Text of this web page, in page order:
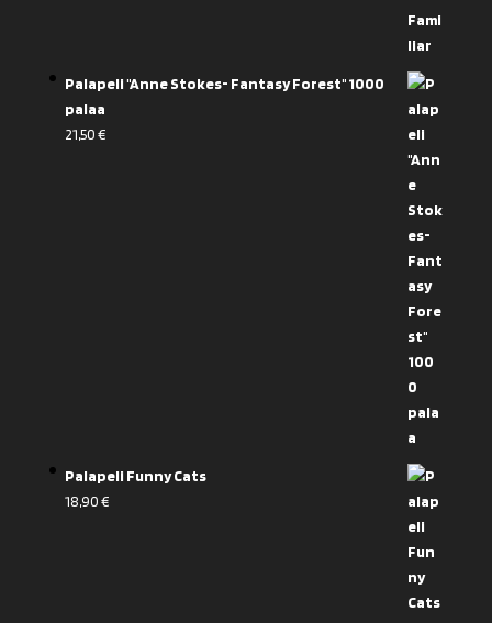
Palapeli "Anne Stokes- Fantasy Forest" 1000
palaa
21,50€
Palapeli Funny Cats
18,90€